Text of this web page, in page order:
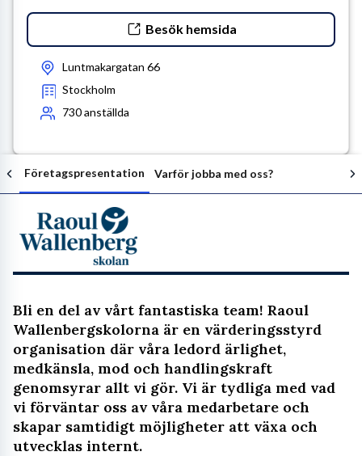
Besök hemsida
Luntmakargatan 66
Stockholm
730anställda
Företagspresentation Varför jobba med oss?
Bli en del av vårt fantastiska team! Raoul
Wallenbergskolorna är en värderingsstyrd
organisation där våra ledord ärlighet,
medkänsla, mod och handlingskraft
genomsyrar allt vi gör. Vi är tydliga med vad
vi förväntar oss av våra medarbetare och
skapar samtidigt möjligheter att växa och
utvecklas internt.